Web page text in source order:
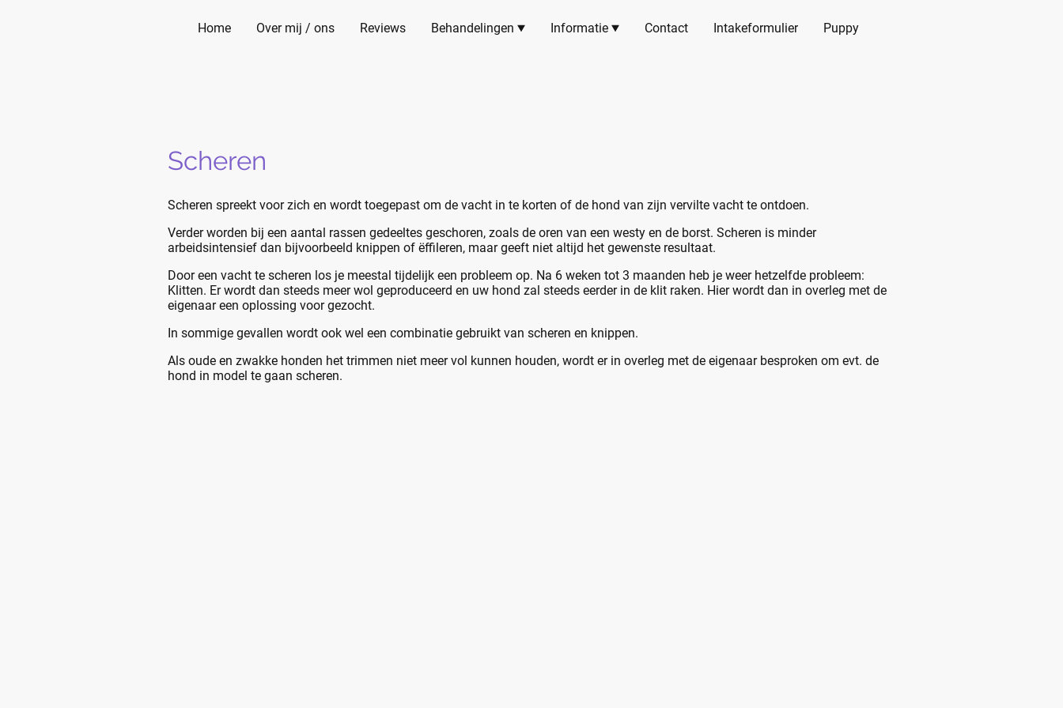
Home Over mij / ons Reviews Behandelingen Informatie Contact Intakeformulier Puppy
Scheren
Scheren spreekt voor zich en wordt toegepast om de vacht in te korten of de hond van zijn vervilte vacht te ontdoen.
Verder worden bij een aantal rassen gedeeltes geschoren, zoals de oren van een westy en de borst. Scheren is minder
arbeidsintensief dan bijvoorbeeld knippen of ëffileren, maar geeft niet altijd het gewenste resultaat.
Door een vacht te scheren los je meestal tijdelijk een probleem op. Na 6 weken tot 3 maanden heb je weer hetzelfde probleem:
Klitten. Er wordt dan steeds meer wol geproduceerd en uw hond zal steeds eerder in de klit raken. Hier wordt dan in overleg met de
eigenaar een oplossing voor gezocht.
In sommige gevallen wordt ook wel een combinatie gebruikt van scheren en knippen.
Als oude en zwakke honden het trimmen niet meer vol kunnen houden, wordt er in overleg met de eigenaar besproken om evt. de
hond in model te gaan scheren.